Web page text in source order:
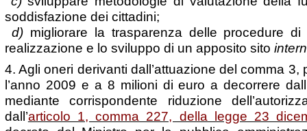
soddisfazione dei cittadini;
d)migliorare la trasparenza delle procedure di
realizzazione e lo sviluppo di un apposito sito
4. Agli oneri derivanti dall’attuazione del comma 3,
l’anno 2009 e a 8 milioni di euro a decorrere
mediante corrispondente riduzione
dall’articolo 1, comma 227, della legge 23